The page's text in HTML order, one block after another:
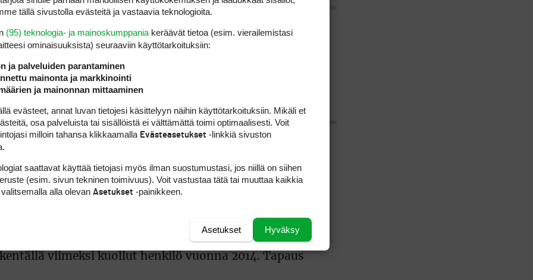
tulee näissä
oman elämänsä
Sähkö hakeutuu kohti korkeita ja erottuvia kohteita.
– varsinkin jos hänellä on maila pystyssä. Ja kyllä,
Se ei kysy, onko reiällä vielä birdie-putti
joissa salama on iskenyt golfariin kuolettavin
viimeksi kuollut henkilö vuonna 2014. Tapaus
tällä sivustolla evästeitä ja vastaavia teknologioita.
(95) teknologia- ja mainoskumppania keräävät tietoa (esim. vierailemis­tasi
ominaisuuk­sista) seuraaviin käyttötarkoituksiin:
ja palveluiden parantaminen
mainonta ja markkinointi
ja mainonnan mittaaminen
evästeet, annat luvan tietojesi käsittelyyn näihin käyttötarkoituksiin. Mikäli et
osa palveluista tai sisällöistä ei välttämättä toimi optimaalisesti. Voit
milloin tahansa klikkaamalla Evästeasetukset -linkkiä sivuston
saattavat käyttää tietojasi myös ilman suostumustasi, jos niillä on siihen
(esim. sivun tekninen toimivuus). Voit vastustaa tätä tai muuttaa kaikkia
alla olevan Asetukset -painikkeen.
Hyväksy
Asetukset